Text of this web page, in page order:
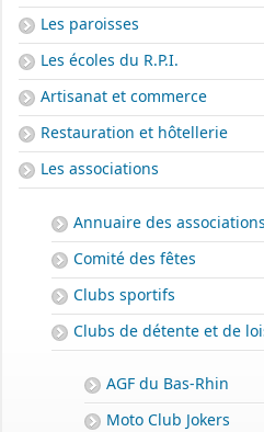
Les paroisses
Les écoles du R.P.I.
Artisanat et commerce
Restauration et hôtellerie
Les associations
Annuaire des associations
Comité des fêtes
Clubs sportifs
Clubs de détente et de
AGF du Bas-Rhin
Moto Club Jokers